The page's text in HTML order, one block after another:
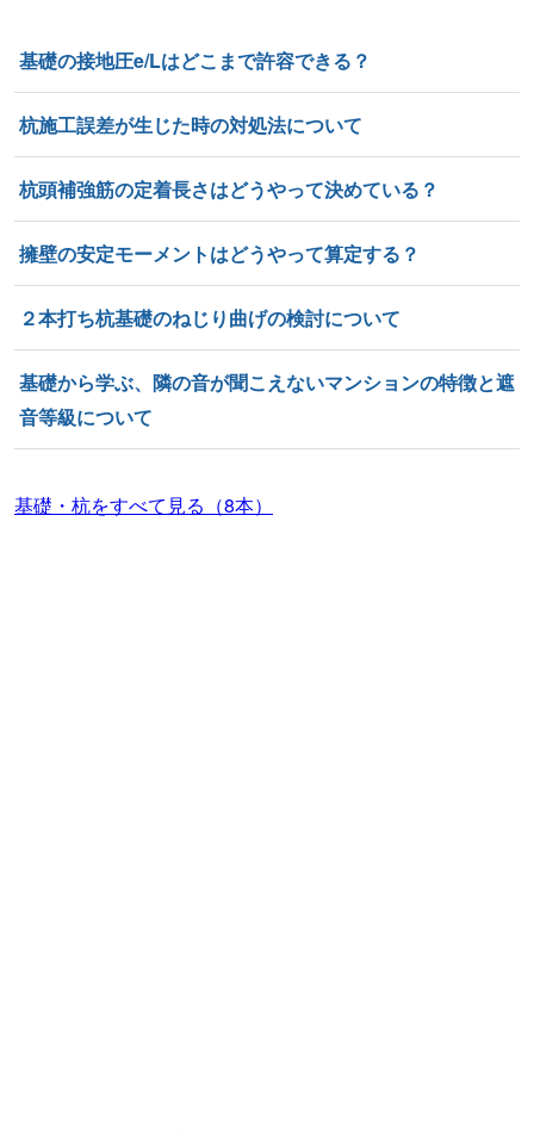
基礎の接地圧e/Lはどこまで許容できる？
杭施工誤差が生じた時の対処法について
杭頭補強筋の定着長さはどうやって決めている？
擁壁の安定モーメントはどうやって算定する？
２本打ち杭基礎のねじり曲げの検討について
基礎から学ぶ、隣の音が聞こえないマンションの特徴と遮
音等級について
基礎・杭をすべて見る（8本）